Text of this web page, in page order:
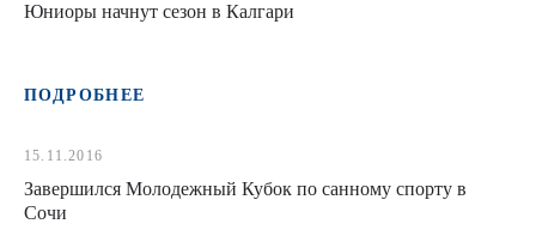
Юниоры начнут сезон в Калгари
ПОДРОБНЕЕ
15.11.2016
Завершился Молодежный Кубок по санному спорту в
Сочи